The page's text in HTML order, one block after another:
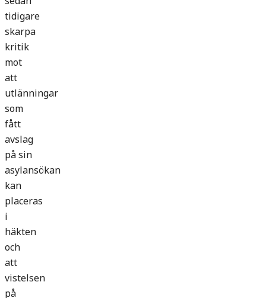
tidigare
skarpa
kritik
mot
att
utlänningar
som
fått
avslag
på sin
asylansökan
kan
placeras
i
häkten
och
att
vistelsen
på